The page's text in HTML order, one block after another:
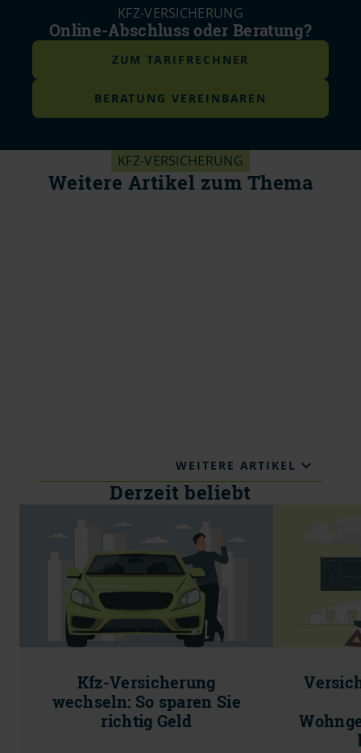
KFZ-VERSICHERUNG
Online-Abschluss oder Beratung?
ZUM TARIFRECHNER
BERATUNG VEREINBAREN
KFZ-VERSICHERUNG
Weitere Artikel zum Thema
WEITERE ARTIKEL
Derzeit beliebt
Kfz-Versicherung
wechseln: So sparen Sie
richtig Geld